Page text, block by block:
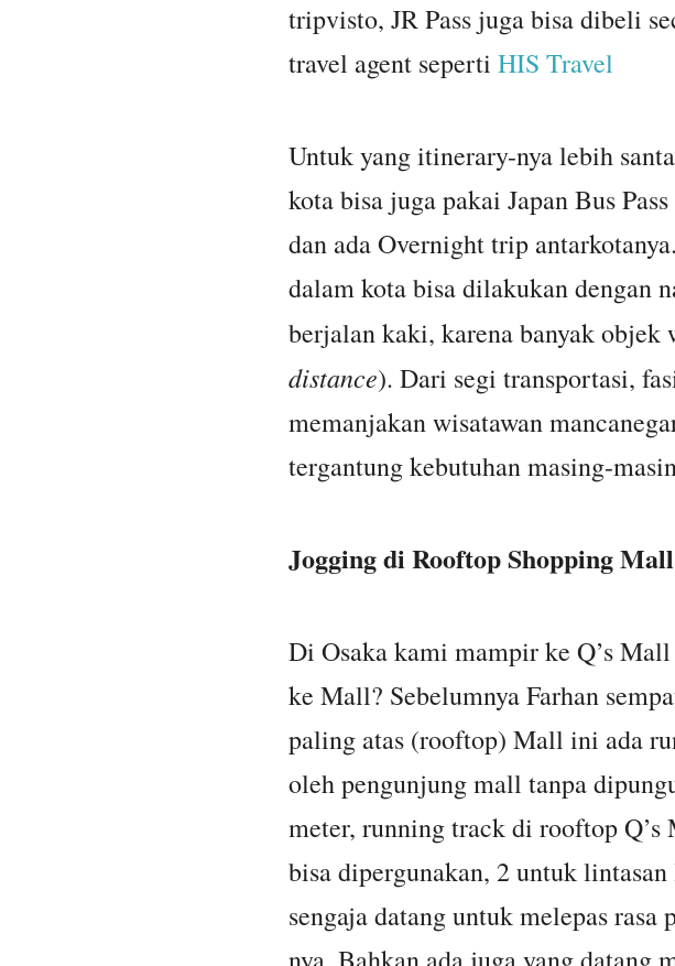
tripvisto, JR Pass juga bisa dibeli
travel agent seperti HIS Travel
Untuk yang itinerary-nya lebih
kota bisa juga pakai Japan Bus
dan ada Overnight trip
dalam kota bisa dilakukan dengan
berjalan kaki, karena banyak objek
distance). Dari segi transportasi,
memanjakan wisatawan
tergantung kebutuhan masing-
Jogging di Rooftop Shopping Mall
Di Osaka kami mampir ke Q’s
ke Mall? Sebelumnya Farhan
paling atas (rooftop) Mall ini ada
oleh pengunjung mall tanpa
meter, running track di rooftop
bisa dipergunakan, 2 untuk
sengaja datang untuk melepas